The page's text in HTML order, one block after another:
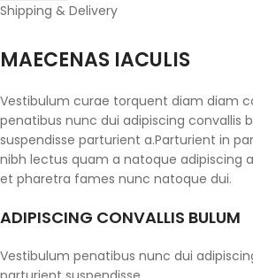
Shipping & Delivery
MAECENAS IACULIS
Vestibulum curae torquent diam diam
penatibus nunc dui adipiscing convallis
suspendisse parturient a.Parturient in
nibh lectus quam a natoque adipiscing
et pharetra fames nunc natoque dui.
ADIPISCING CONVALLIS BULUM
Vestibulum penatibus nunc dui